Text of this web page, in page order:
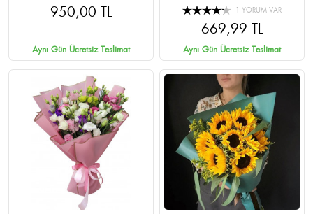
950,00 TL
Aynı Gün Ücretsiz Teslimat
1 YORUM VAR
669,99 TL
Aynı Gün Ücretsiz Teslimat